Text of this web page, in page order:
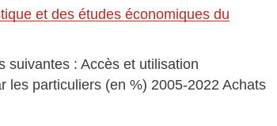
et des études économiques du
suivantes : Accès et utilisation
les particuliers (en %) 2005-2022 Achats